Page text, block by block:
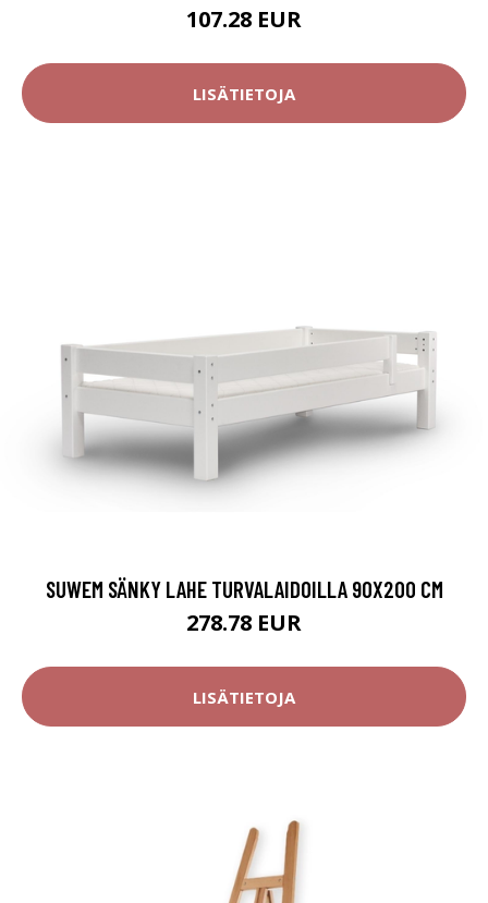
107.28 EUR
LISÄTIETOJA
SUWEM SÄNKY LAHE TURVALAIDOILLA 90X200 CM
278.78 EUR
LISÄTIETOJA